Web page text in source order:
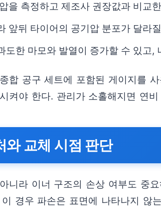
을 측정하고 제조사 권장값과 비교
앞뒤 타이어의 공기압 분포가 달라
도한 마모와 발열이 증가할 수 있고
합 공구 세트에 포함된 게이지를
켜야 한다. 관리가 소홀해지면 연
와 교체 시점 판단
니라 이너 구조의 손상 여부도 중
경우 파손은 표면에 나타나지 않